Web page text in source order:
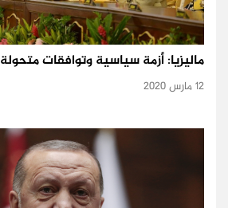
ماليزيا: أزمة سياسية وتوافقات متحولة
12 مارس 2020